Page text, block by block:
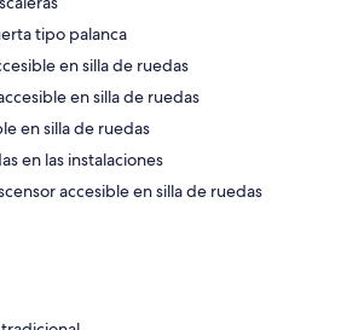
tipo palanca
en silla de ruedas
en silla de ruedas
en silla de ruedas
en las instalaciones
accesible en silla de ruedas